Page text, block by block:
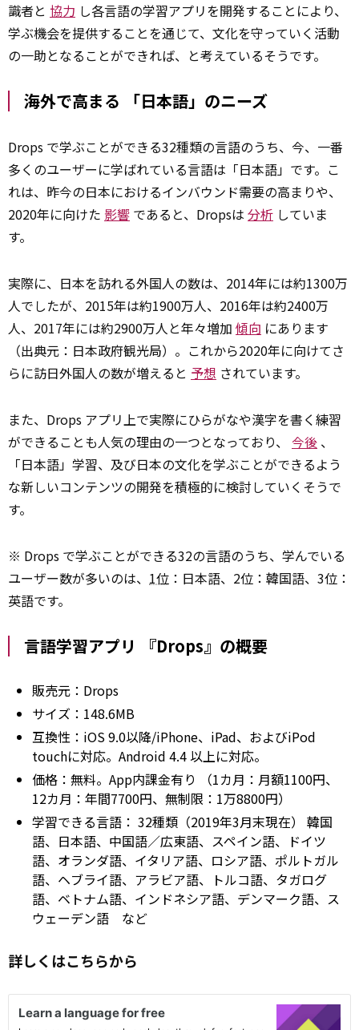
識者と 協力 し各言語の学習アプリを開発することにより、
学ぶ機会を提供することを通じて、文化を守っていく活動
の一助となることができれば、と考えているそうです。
海外で高まる 「日本語」のニーズ
Drops で学ぶことができる32種類の言語のうち、今、一番
多くのユーザーに学ばれている言語は「日本語」です。こ
れは、昨今の日本におけるインバウンド需要の高まりや、
2020年に向けた 影響 であると、Dropsは 分析 していま
す。
実際に、日本を訪れる外国人の数は、2014年には約1300万
人でしたが、2015年は約1900万人、2016年は約2400万
人、2017年には約2900万人と年々増加 傾向 にあります
（出典元：日本政府観光局）。これから2020年に向けてさ
らに訪日外国人の数が増えると 予想 されています。
また、Drops アプリ上で実際にひらがなや漢字を書く練習
ができることも人気の理由の一つとなっており、 今後 、
「日本語」学習、及び日本の文化を学ぶことができるよう
な新しいコンテンツの開発を積極的に検討していくそうで
す。
※ Drops で学ぶことができる32の言語のうち、学んでいる
ユーザー数が多いのは、 1位 ：日本語、2位：韓国語、3位：
英語です。
言語学習アプリ 『Drops』の概要
販売元：Drops
サイズ：148.6MB
互換性：iOS 9.0以降/iPhone、iPad、およびiPod
touchに対応。Android 4.4 以上に対応。
価格：無料。App内課金有り （1カ月：月額1100円、
12カ月：年間7700円、無制限：1万8800円）
学習できる言語： 32種類（2019年3月末現在） 韓国
語、日本語、中国語／広東語、スペイン語、ドイツ
語、オランダ語、イタリア語、ロシア語、ポルトガル
語、ヘブライ語、アラビア語、トルコ語、タガログ
語、ベトナム語、インドネシア語、デンマーク語、ス
ウェーデン語 など
詳しくはこちらから